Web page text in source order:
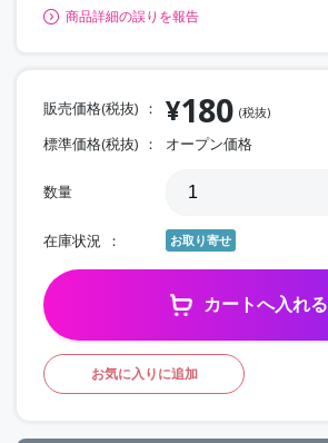
商品詳細の誤りを報告
販売価格(税抜) ¥180 (税抜)
標準価格(税抜) オープン価格
数量
在庫状況 お取り寄せ
カートへ入れる
お気に入りに追加